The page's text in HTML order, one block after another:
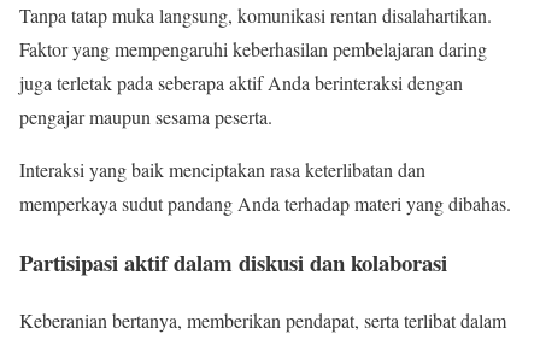
Tanpa tatap muka langsung, komunikasi rentan disalahartikan.
Faktor yang mempengaruhi keberhasilan pembelajaran daring
juga terletak pada seberapa aktif Anda berinteraksi dengan
pengajar maupun sesama peserta.
Interaksi yang baik menciptakan rasa keterlibatan dan
memperkaya sudut pandang Anda terhadap materi yang dibahas.
Partisipasi aktif dalam diskusi dan kolaborasi
Keberanian bertanya, memberikan pendapat, serta terlibat dalam